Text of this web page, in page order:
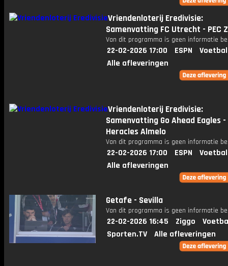
Vriendenloterij Eredivisie:
Samenvatting FC Utrecht - PEC
Van dit programma is geen informatie
22-02-2026 17:00 ESPN
Alle afleveringen
Vriendenloterij Eredivisie:
Samenvatting Go Ahead Eagles -
Heracles Almelo
Van dit programma is geen informatie
22-02-2026 17:00 ESPN
Alle afleveringen
Getafe - Sevilla
Van dit programma is geen informatie
22-02-2026 16:45 Ziggo
Sporten.TV
Alle afleveringen